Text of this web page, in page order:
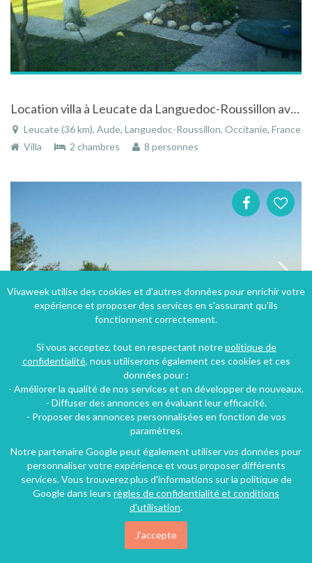
Location villa à Leucate da Languedoc-Roussillon avec vue sur la mer
Leucate (36 km), Aude, Languedoc-Roussillon, Occitanie, France
Villa
2 chambres 8 personnes
Leucate (36 km), Aude, Languedoc-Roussillon, Occitanie, France
102€
Vivaweek utilise des cookies et d'autres données pour enrichir votre
expérience et proposer des services en s'assurant qu'ils
fonctionnent correctement.
Si vous acceptez, tout en respectant notrepolitique de
confidentialité, nous utiliserons également ces cookies et ces
données pour :
- Améliorer la qualité de nos services et en développer de nouveaux.
- Diffuser des annonces en évaluant leur efficacité.
- Proposer des annonces personnalisées en fonction de vos
paramètres.
Notre partenaire Google peut également utiliser vos données pour
personnaliser votre expérience et vous proposer différents
services. Vous trouverez plus d'informations sur la politique de
Google dans leurs règles de confidentialité et conditions
d'utilisation.
J'accepte